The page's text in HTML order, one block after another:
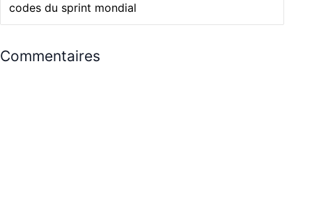
codes du sprint mondial
Commentaires